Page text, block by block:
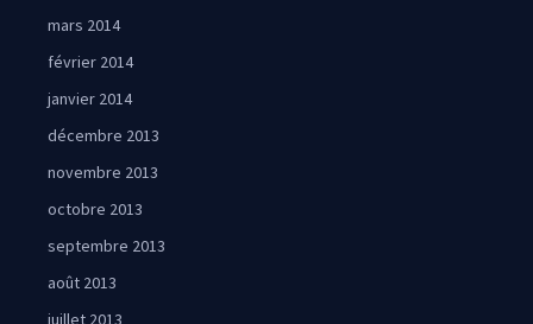
mars 2014
février 2014
janvier 2014
décembre 2013
novembre 2013
octobre 2013
septembre 2013
août 2013
juillet 2013